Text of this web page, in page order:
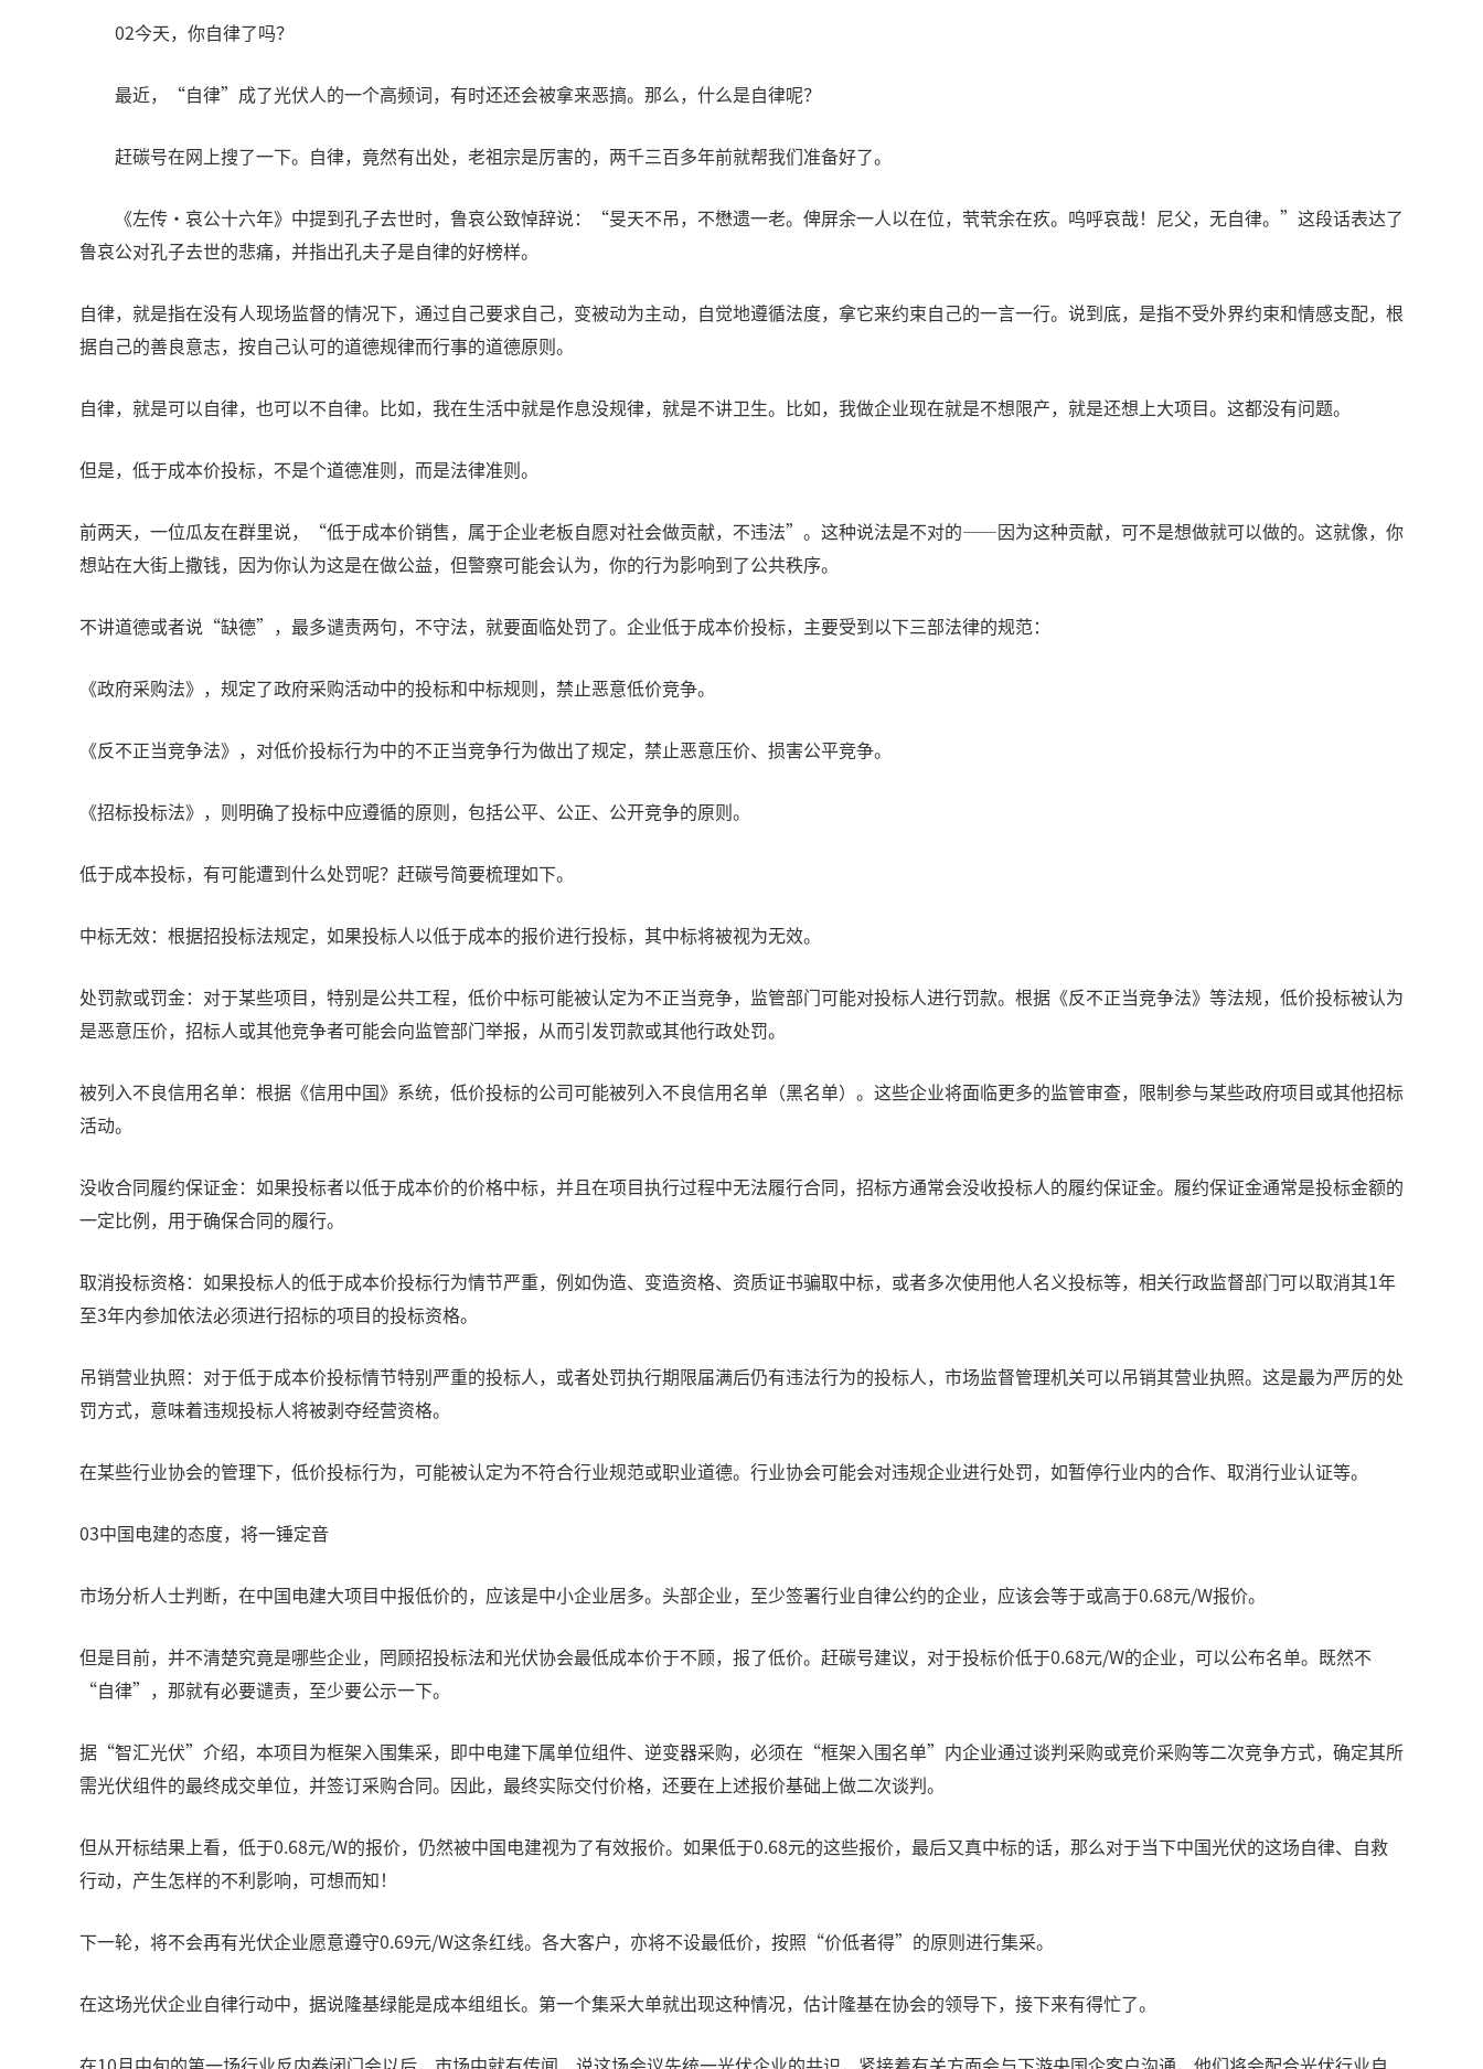
02今天，你自律了吗？
最近，“自律”成了光伏人的一个高频词，有时还还会被拿来恶搞。那么，什么是自律呢？
赶碳号在网上搜了一下。自律，竟然有出处，老祖宗是厉害的，两千三百多年前就帮我们准备好了。
《左传·哀公十六年》中提到孔子去世时，鲁哀公致悼辞说：“旻天不吊，不懋遗一老。俾屏余一人以在位，茕茕余在疚。呜呼哀哉！尼父，无自律。”这段话表达了
鲁哀公对孔子去世的悲痛，并指出孔夫子是自律的好榜样。
自律，就是指在没有人现场监督的情况下，通过自己要求自己，变被动为主动，自觉地遵循法度，拿它来约束自己的一言一行。说到底，是指不受外界约束和情感支配，根
据自己的善良意志，按自己认可的道德规律而行事的道德原则。
自律，就是可以自律，也可以不自律。比如，我在生活中就是作息没规律，就是不讲卫生。比如，我做企业现在就是不想限产，就是还想上大项目。这都没有问题。
但是，低于成本价投标，不是个道德准则，而是法律准则。
前两天，一位瓜友在群里说，“低于成本价销售，属于企业老板自愿对社会做贡献，不违法”。这种说法是不对的——因为这种贡献，可不是想做就可以做的。这就像，你
想站在大街上撒钱，因为你认为这是在做公益，但警察可能会认为，你的行为影响到了公共秩序。
不讲道德或者说“缺德”，最多谴责两句，不守法，就要面临处罚了。企业低于成本价投标，主要受到以下三部法律的规范：
《政府采购法》，规定了政府采购活动中的投标和中标规则，禁止恶意低价竞争。
《反不正当竞争法》，对低价投标行为中的不正当竞争行为做出了规定，禁止恶意压价、损害公平竞争。
《招标投标法》，则明确了投标中应遵循的原则，包括公平、公正、公开竞争的原则。
低于成本投标，有可能遭到什么处罚呢？赶碳号简要梳理如下。
‌中标无效‌：根据招投标法规定，如果投标人以低于成本的报价进行投标，其中标将被视为无效。
处罚款或罚金：对于某些项目，特别是公共工程，低价中标可能被认定为不正当竞争，监管部门可能对投标人进行罚款。根据《反不正当竞争法》等法规，低价投标被认为
是恶意压价，招标人或其他竞争者可能会向监管部门举报，从而引发罚款或其他行政处罚。
被列入不良信用名单：根据《信用中国》系统，低价投标的公司可能被列入不良信用名单（黑名单）。这些企业将面临更多的监管审查，限制参与某些政府项目或其他招标
活动。
没收合同履约保证金：如果投标者以低于成本价的价格中标，并且在项目执行过程中无法履行合同，招标方通常会没收投标人的履约保证金。履约保证金通常是投标金额的
一定比例，用于确保合同的履行。
‌取消投标资格‌：如果投标人的低于成本价投标行为情节严重，例如伪造、变造资格、资质证书骗取中标，或者多次使用他人名义投标等，相关行政监督部门可以取消其1年
至3年内参加依法必须进行招标的项目的投标资格。
‌吊销营业执照‌：对于低于成本价投标情节特别严重的投标人，或者处罚执行期限届满后仍有违法行为的投标人，市场监督管理机关可以吊销其营业执照。这是最为严厉的处
罚方式，意味着违规投标人将被剥夺经营资格‌。
‌在某些行业协会的管理下，低价投标行为，可能被认定为不符合行业规范或职业道德。行业协会可能会对违规企业进行处罚，如暂停行业内的合作、取消行业认证等。
03中国电建的态度，将一锤定音
市场分析人士判断，在中国电建大项目中报低价的，应该是中小企业居多。头部企业，至少签署行业自律公约的企业，应该会等于或高于0.68元/W报价。
但是目前，并不清楚究竟是哪些企业，罔顾招投标法和光伏协会最低成本价于不顾，报了低价。赶碳号建议，对于投标价低于0.68元/W的企业，可以公布名单。既然不
“自律”，那就有必要谴责，至少要公示一下。
据“智汇光伏”介绍，本项目为框架入围集采，即中电建下属单位组件、逆变器采购，必须在“框架入围名单”内企业通过谈判采购或竞价采购等二次竞争方式，确定其所
需光伏组件的最终成交单位，并签订采购合同。因此，最终实际交付价格，还要在上述报价基础上做二次谈判。
但从开标结果上看，低于0.68元/W的报价，仍然被中国电建视为了有效报价。如果低于0.68元的这些报价，最后又真中标的话，那么对于当下中国光伏的这场自律、自救
行动，产生怎样的不利影响，可想而知！
下一轮，将不会再有光伏企业愿意遵守0.69元/W这条红线。各大客户，亦将不设最低价，按照“价低者得”的原则进行集采。
在这场光伏企业自律行动中，据说隆基绿能是成本组组长。第一个集采大单就出现这种情况，估计隆基在协会的领导下，接下来有得忙了。